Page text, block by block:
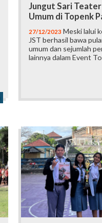
Jungut Sari Teater
Umum di Topenk
27/12/2023 Meski lalui
JST berhasil bawa
umum dan sejumlah
lainnya dalam Event